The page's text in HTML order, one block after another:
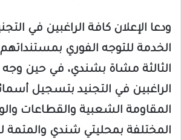
ودعا الإعلان كافة الراغبين في
الخدمة للتوجه الفوري
الثالثة مشاة بشندي، في حين
الراغبين في التجنيد بتسجيل
المقاومة الشعبية والقطاعات
المختلفة بمحليتي شندي والمتمة